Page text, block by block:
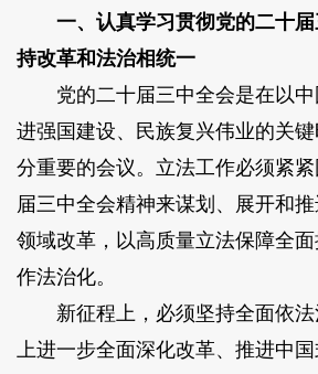
一、认真学习贯彻党的二十
持改革和法治相统一
党的二十届三中全会是在以中
进强国建设、民族复兴伟业的关
分重要的会议。立法工作必须紧
届三中全会精神来谋划、展开和
领域改革，以高质量立法保障全
作法治化。
新征程上，必须坚持全面依法
上进一步全面深化改革、推进中